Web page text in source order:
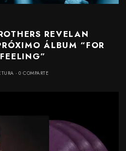
REVELAN
ÁLBUM “FOR
0 COMPARTE